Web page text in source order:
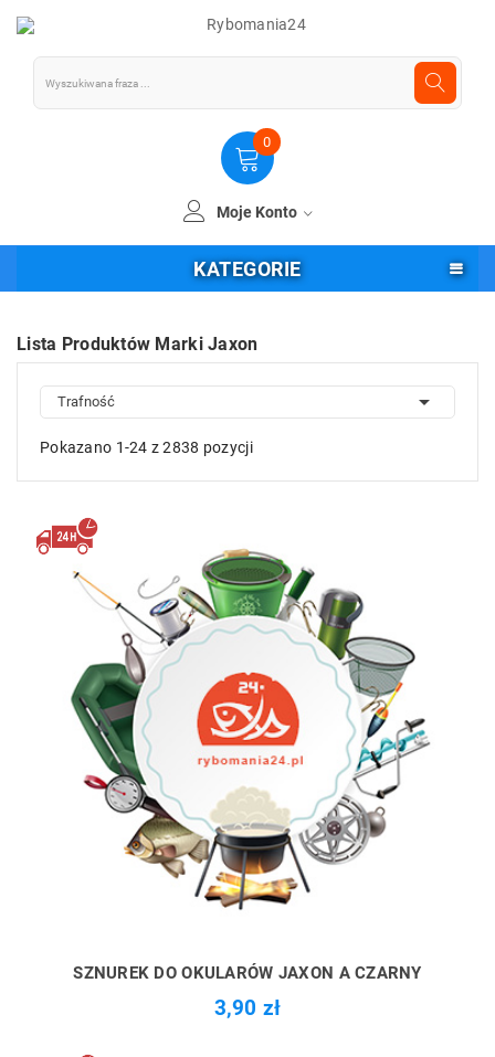
0
Moje Konto
KATEGORIE
Lista Produktów Marki Jaxon
Trafność 
Pokazano 1-24 z 2838 pozycji
SZNUREK DO OKULARÓW JAXON A CZARNY
3,90 zł